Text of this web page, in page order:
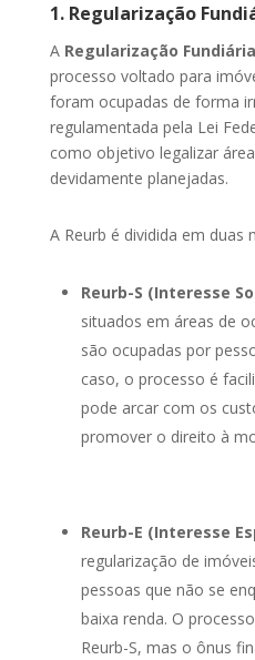
1. Regularização
A Regularização
processo voltado para
foram ocupadas de forma
regulamentada pela Lei
como objetivo legalizar
devidamente planejadas.
A Reurb é dividida em duas
Reurb-S (Interesse
situados em áreas de
são ocupadas por
caso, o processo é
pode arcar com os
promover o direito à
Reurb-E (Interesse
regularização de
pessoas que não se
baixa renda. O
Reurb-S, mas o ônus